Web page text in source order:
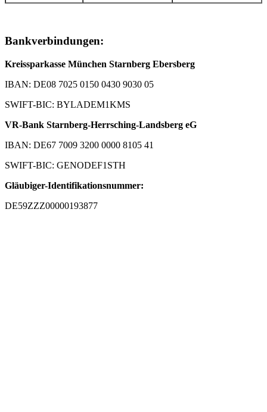
Bankverbindungen:
Kreissparkasse München Starnberg Ebersberg
IBAN: DE08 7025 0150 0430 9030 05
SWIFT-BIC: BYLADEM1KMS
VR-Bank Starnberg-Herrsching-Landsberg eG
IBAN: DE67 7009 3200 0000 8105 41
SWIFT-BIC: GENODEF1STH
Gläubiger-Identifikationsnummer:
DE59ZZZ00000193877